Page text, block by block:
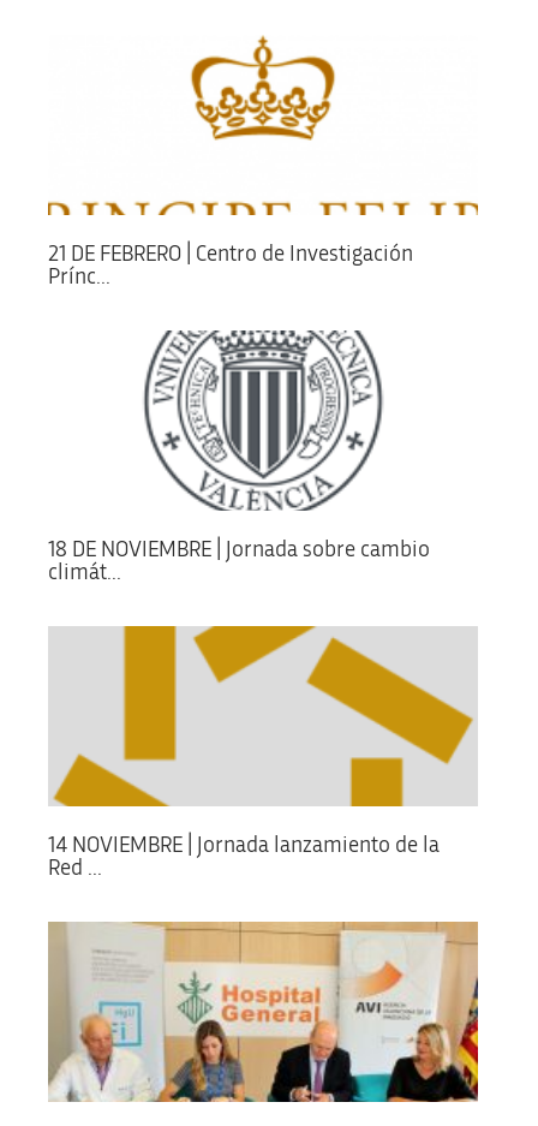
21 DE FEBRERO | Centro de Investigación
Prínc...
18 DE NOVIEMBRE | Jornada sobre cambio
climát...
14 NOVIEMBRE | Jornada lanzamiento de la
Red ...